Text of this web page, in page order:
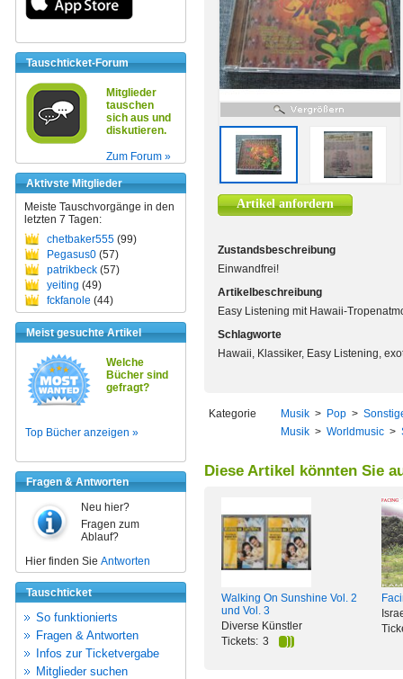
Tauschticket-Forum
Mitglieder
tauschen
sich aus und
diskutieren.
Zum Forum »
Aktivste Mitglieder
Meiste Tauschvorgänge in den
letzten 7 Tagen:
chetbaker555 (99)
Pegasus0 (57)
patrikbeck (57)
yeiting (49)
fckfanole (44)
Meist gesuchte Artikel
Welche
Bücher sind
gefragt?
Top Bücher anzeigen »
Fragen & Antworten
Neu hier?
Fragen zum
Ablauf?
Hier finden Sie Antworten
Tauschticket
So funktionierts
Fragen & Antworten
Infos zur Ticketvergabe
Mitglieder suchen
Artikel anfordern
Zustandsbeschreibung
Einwandfrei!
Artikelbeschreibung
Easy Listening mit Hawaii-
Schlagworte
Hawaii, Klassiker, Easy Listening,
Kategorie Musik > Pop >
Musik > Worldmusic >
Diese Artikel könnten Sie
Walking On Sunshine Vol. 2
und Vol. 3
Diverse Künstler
Tickets: 3